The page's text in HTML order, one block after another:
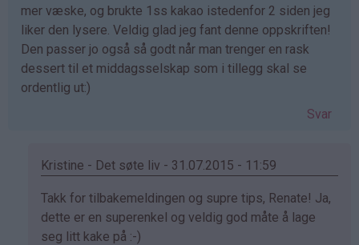
mer væske, og brukte 1ss kakao istedenfor 2 siden jeg
liker den lysere. Veldig glad jeg fant denne oppskriften!
Den passer jo også så godt når man trenger en rask
dessert til et middagsselskap som i tillegg skal se
ordentlig ut:)
Svar
Kristine - Det søte liv - 31.07.2015 - 11:59
Som
svar
på
Takk for tilbakemeldingen og supre tips, Renate! Ja,
dette er en superenkel og veldig god måte å lage
seg litt kake på :-)